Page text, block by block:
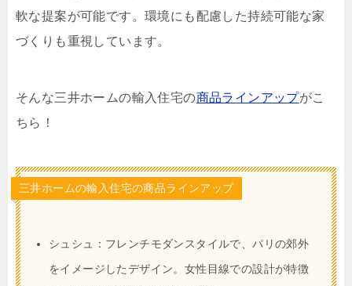
軟な提案が可能です。環境にも配慮した持続可能な家
づくりも重視しています。
そんな三井ホームの輸入住宅の商品ラインアップがこ
ちら！
三井ホームの輸入住宅の商品ラインアップ
シュシュ：フレンチモダンスタイルで、パリの郊外
をイメージしたデザイン。女性目線での設計が特徴